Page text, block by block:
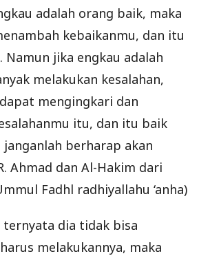
adalah orang baik, maka
kebaikanmu, dan itu
jika engkau adalah
melakukan kesalahan,
mengingkari dan
itu, dan itu baik
janganlah berharap akan
Ahmad dan Al-Hakim dari
Fadhl radhiyallahu ‘anha)
ternyata dia tidak bisa
melakukannya, maka